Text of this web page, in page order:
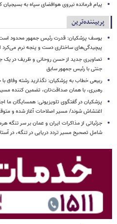
پیام فرمانده نیروی هوافضای سپاه به بسیجیان
پربیننده‌ترین
یوسف پزشکیان: قدرت رئیس‌ جمهور محدود
پیچیدگی‌های ساختاری دست و پنجه نرم می‌کرد
تصاویری جدید از حسن روحانی و ظریف در
جنتی با رئیس جمهور سابق
ربیعی خطاب به پزشکیان: نگذارید رشته
رهبری، با همان صداقت‌تان، تضمین کننده
پزشکیان در گفتگوی تلویزیونی: همسایگان ما
اغتشاش شوند/ مسیر اصلاحات آغاز شده و
جزئیاتی از مذاکرات ایران و عمان بر سر
شامل تصحیح مسیر تردد دریایی در تنگه، در